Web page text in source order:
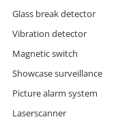
Skip
Glass break detector
Vibration detector
Magnetic switch
Showcase surveillance
Picture alarm system
Laserscanner